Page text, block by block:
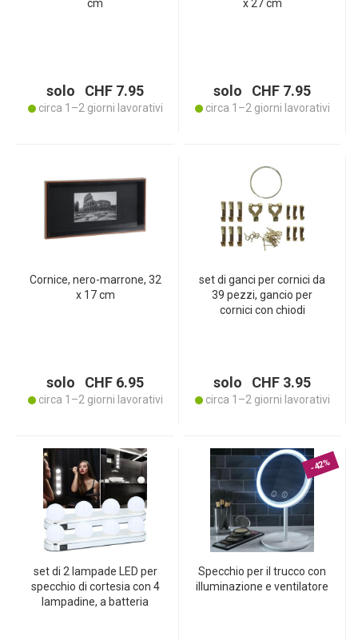
cm
solo CHF 7.95
circa 1–2 giorni lavorativi
x 27 cm
solo CHF 7.95
circa 1–2 giorni lavorativi
Cornice, nero-marrone, 32
x 17 cm
solo CHF 6.95
circa 1–2 giorni lavorativi
set di ganci per cornici da
39 pezzi, gancio per
cornici con chiodi
solo CHF 3.95
circa 1–2 giorni lavorativi
set di 2 lampade LED per
specchio di cortesia con 4
lampadine, a batteria
-42%
Specchio per il trucco con
illuminazione e ventilatore